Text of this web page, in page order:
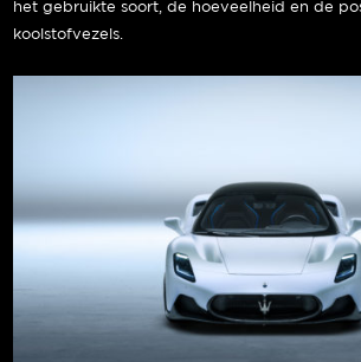
het gebruikte soort, de hoeveelheid en de
koolstofvezels.